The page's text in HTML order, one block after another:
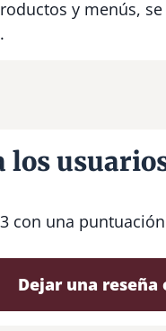
y menús,
los
con una
Dejar una reseña